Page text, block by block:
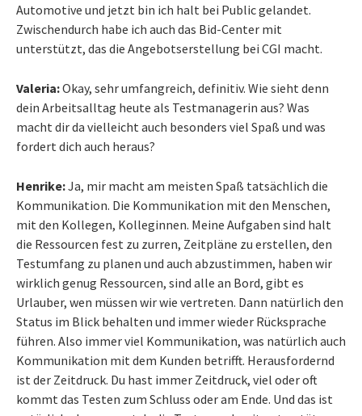
Automotive und jetzt bin ich halt bei Public gelandet.
Zwischendurch habe ich auch das Bid-Center mit
unterstützt, das die Angebotserstellung bei CGI macht.
Valeria:Okay, sehr umfangreich, definitiv. Wie sieht denn
dein Arbeitsalltag heute als Testmanagerin aus? Was
macht dir da vielleicht auch besonders viel Spaß und was
fordert dich auch heraus?
Henrike:Ja, mir macht am meisten Spaß tatsächlich die
Kommunikation. Die Kommunikation mit den Menschen,
mit den Kollegen, Kolleginnen. Meine Aufgaben sind halt
die Ressourcen fest zu zurren, Zeitpläne zu erstellen, den
Testumfang zu planen und auch abzustimmen, haben wir
wirklich genug Ressourcen, sind alle an Bord, gibt es
Urlauber, wen müssen wir wie vertreten. Dann natürlich den
Status im Blick behalten und immer wieder Rücksprache
führen. Also immer viel Kommunikation, was natürlich auch
Kommunikation mit dem Kunden betrifft. Herausfordernd
ist der Zeitdruck. Du hast immer Zeitdruck, viel oder oft
kommt das Testen zum Schluss oder am Ende. Und das ist